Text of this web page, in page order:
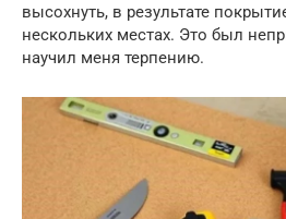
высохнуть, в результате
нескольких местах. Это был
научил меня терпению.